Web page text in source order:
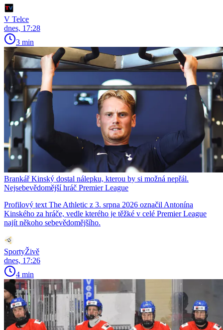
V Telce
dnes, 17:28
3 min
Brankář Kinský dostal nálepku, kterou by si možná nepřál.
Nejsebevědomější hráč Premier League
Profilový text The Athletic z 3. srpna 2026 označil Antonína
Kinského za hráče, vedle kterého je těžké v celé Premier League
najít někoho sebevědomějšího.
SportyŽivě
dnes, 17:26
4 min